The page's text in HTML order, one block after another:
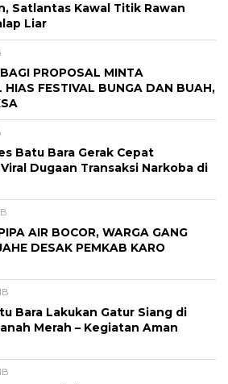
Satlantas Kawal Titik Rawan
Liar
PROPOSAL MINTA
HIAS FESTIVAL BUNGA DAN BUAH,
Batu Bara Gerak Cepat
Dugaan Transaksi Narkoba di
AIR BOCOR, WARGA GANG
DESAK PEMKAB KARO
Bara Lakukan Gatur Siang di
Merah – Kegiatan Aman